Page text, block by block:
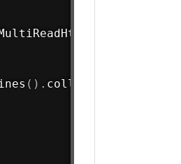
( ) . collect